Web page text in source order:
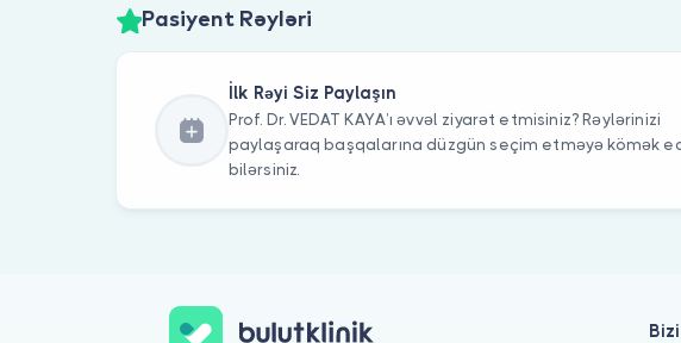
Pasiyent Rəyləri
İlk Rəyi Siz Paylaşın
Prof. Dr. VEDAT KAYA’ı əvvəl ziyarət etmisiniz? Rəylərinizi
paylaşaraq başqalarına düzgün seçim etməyə kömək
bilərsiniz.